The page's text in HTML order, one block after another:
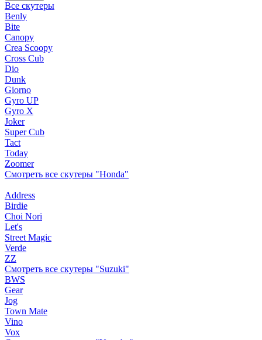
Все скутеры
Benly
Bite
Canopy
Crea Scoopy
Cross Cub
Dio
Dunk
Giorno
Gyro UP
Gyro X
Joker
Super Cub
Tact
Today
Zoomer
Смотреть все скутеры "Honda"
Address
Birdie
Choi Nori
Let's
Street Magic
Verde
ZZ
Смотреть все скутеры "Suzuki"
BWS
Gear
Jog
Town Mate
Vino
Vox